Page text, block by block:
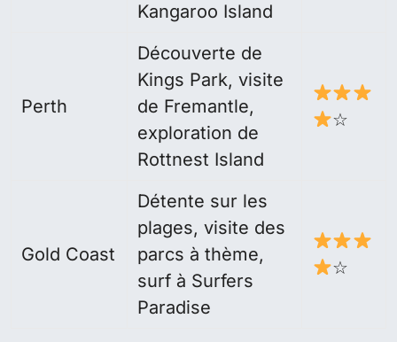
Kangaroo Island
Perth
Découverte de
Kings Park, visite
de Fremantle,
exploration de
Rottnest Island
☆
Gold Coast
Détente sur les
plages, visite des
parcs à thème,
surf à Surfers
Paradise
☆